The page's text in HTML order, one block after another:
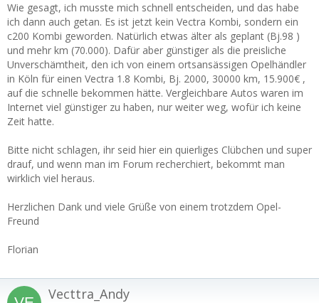
Wie gesagt, ich musste mich schnell entscheiden, und das habe
ich dann auch getan. Es ist jetzt kein Vectra Kombi, sondern ein
c200 Kombi geworden. Natürlich etwas älter als geplant (Bj.98 )
und mehr km (70.000). Dafür aber günstiger als die preisliche
Unverschämtheit, den ich von einem ortsansässigen Opelhändler
in Köln für einen Vectra 1.8 Kombi, Bj. 2000, 30000 km, 15.900€ ,
auf die schnelle bekommen hätte. Vergleichbare Autos waren im
Internet viel günstiger zu haben, nur weiter weg, wofür ich keine
Zeit hatte.
Bitte nicht schlagen, ihr seid hier ein quierliges Clübchen und super
drauf, und wenn man im Forum recherchiert, bekommt man
wirklich viel heraus.
Herzlichen Dank und viele Grüße von einem trotzdem Opel-
Freund
Florian
Vecttra_Andy